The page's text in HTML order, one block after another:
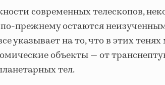
современных телескопов,
прежнему остаются
указывает на то, что в этих
объекты — от
тел.